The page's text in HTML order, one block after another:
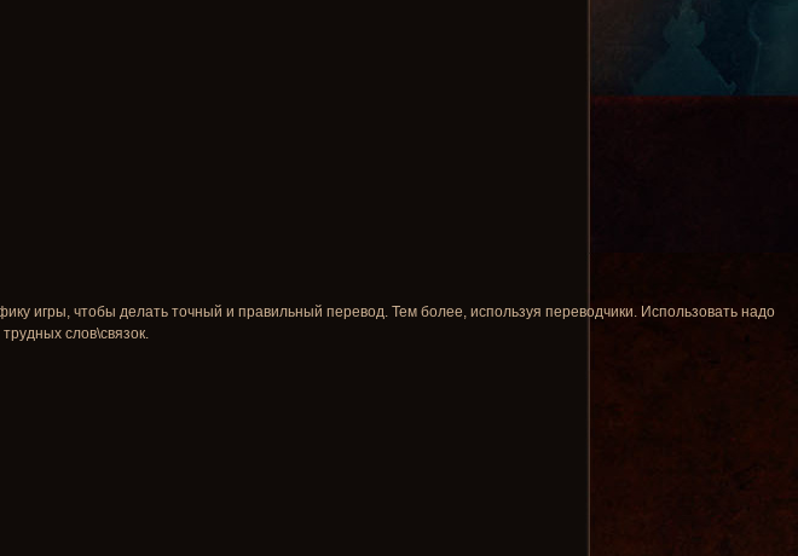
игры, чтобы делать точный и правильный перевод. Тем более, используя переводчики. Использовать надо
слов\связок.